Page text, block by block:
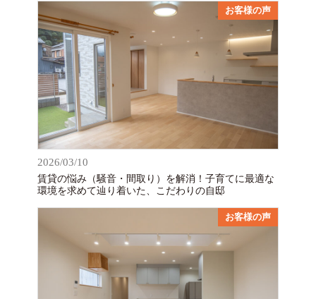
お客様の声
2026/03/10
賃貸の悩み（騒音・間取り）を解消！子育てに最適な
環境を求めて辿り着いた、こだわりの自邸
お客様の声